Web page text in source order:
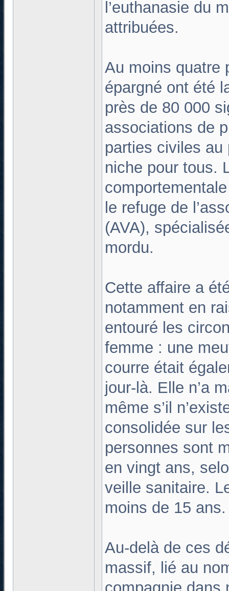
l’euthanasie du
attribuées.
Au moins quatre
épargné ont été
près de 80 000
associations de
parties civiles
niche pour tous.
le refuge de
(AVA),
mordu.
Cette affaire a
notamment en
entouré les
femme : une
courre était
jour-là. Elle n’a
même s’il
consolidée sur
personnes sont
en vingt ans,
veille sanitaire.
moins de 15 ans.
Au-delà de ces
massif, lié au